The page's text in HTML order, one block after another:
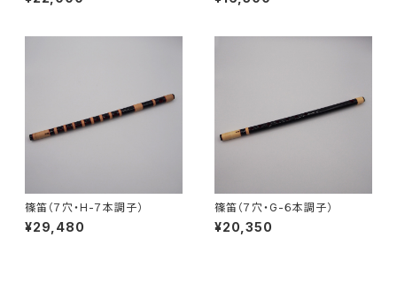
篠笛（７穴・H-７本調子）
¥29,480
篠笛（７穴・G-６本調子）
¥20,350